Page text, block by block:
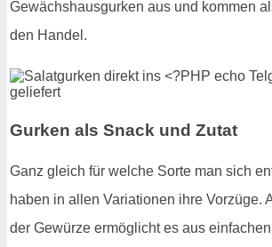
Gewächshausgurken aus und kommen
den Handel.
Gurken als Snack und Zutat
Ganz gleich für welche Sorte man sich
haben in allen Variationen ihre Vorzüge.
der Gewürze ermöglicht es aus